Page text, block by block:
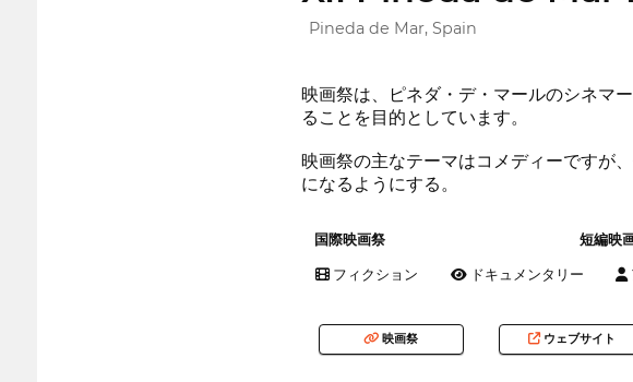
Pineda de Mar, Spain
映画祭は、ピネダ・デ・マールのシネマ
ることを目的としています。
映画祭の主なテーマはコメディーですが
になるようにする。
国際映画祭 短編映
フィクション ドキュメンタリー
映画祭 ウェブサイト